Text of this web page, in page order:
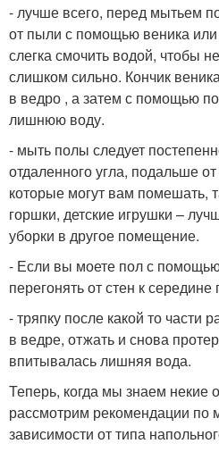
- лучше всего, перед мытьем
от пыли с помощью веника
слегка смочить водой, чтобы
слишком сильно. Кончик
в ведро , а затем с помощью
лишнюю воду.
- мыть полы следует
отдаленного угла, подальше
которые могут вам помешать,
горшки, детские игрушки –
уборки в другое помещение.
- Если вы моете пол с
перегонять от стен к
- тряпку после какой то части
в ведре, отжать и снова
впитывалась лишняя вода.
Теперь, когда мы знаем
рассмотрим рекомендации по
зависимости от типа